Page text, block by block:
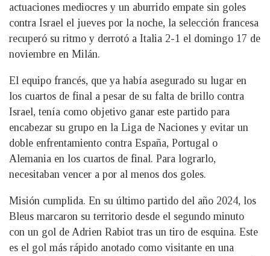
actuaciones mediocres y un aburrido empate sin goles
contra Israel el jueves por la noche, la selección francesa
recuperó su ritmo y derrotó a Italia 2-1 el domingo 17 de
noviembre en Milán.
El equipo francés, que ya había asegurado su lugar en
los cuartos de final a pesar de su falta de brillo contra
Israel, tenía como objetivo ganar este partido para
encabezar su grupo en la Liga de Naciones y evitar un
doble enfrentamiento contra España, Portugal o
Alemania en los cuartos de final. Para lograrlo,
necesitaban vencer a por al menos dos goles.
Misión cumplida. En su último partido del año 2024, los
Bleus marcaron su territorio desde el segundo minuto
con un gol de Adrien Rabiot tras un tiro de esquina. Este
es el gol más rápido anotado como visitante en una